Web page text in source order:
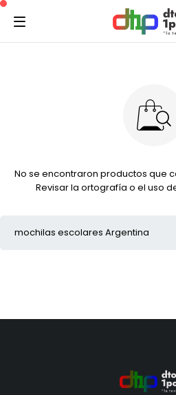
No se encontraron productos que
Revisar la ortografía o el uso